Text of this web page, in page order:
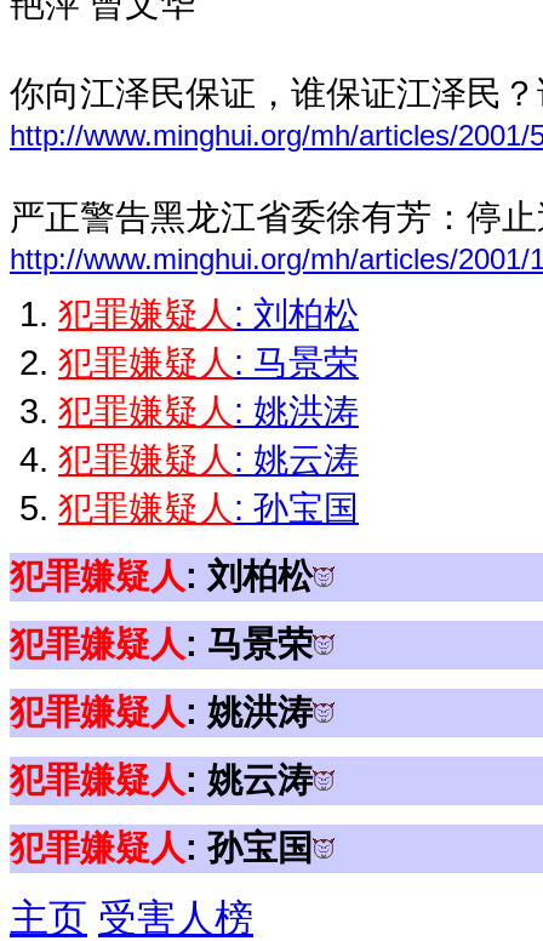
你向江泽民保证，谁保证江泽民
http://www.minghui.org/mh/articles/2001/
严正警告黑龙江省委徐有芳：停
http://www.minghui.org/mh/articles/2001/
犯罪嫌疑人 : 刘柏松
犯罪嫌疑人 : 马景荣
犯罪嫌疑人 : 姚洪涛
犯罪嫌疑人 : 姚云涛
犯罪嫌疑人 : 孙宝国
犯罪嫌疑人: 刘柏松
犯罪嫌疑人: 马景荣
犯罪嫌疑人: 姚洪涛
犯罪嫌疑人: 姚云涛
犯罪嫌疑人: 孙宝国
主页 受害人榜